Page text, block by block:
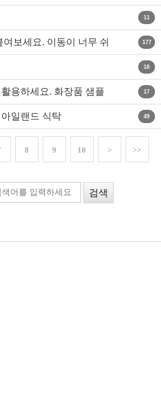
11
보세요. 이동이 너무 쉬 177
18
용하세요. 화장품 샘플 17
일랜드 식탁 49
8 9 10 > >>